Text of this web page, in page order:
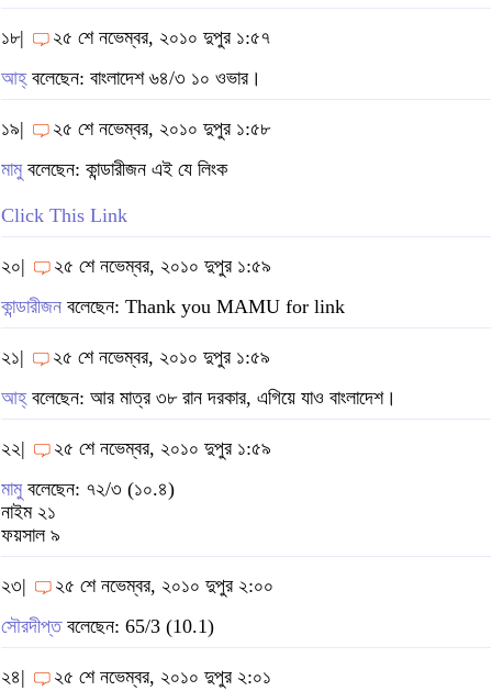
১৮|
২৫ শে নভেম্বর, ২০১০ দুপুর ১:৫৭
আহ্বলেছেন: বাংলাদেশ ৬৪/৩ ১০ ওভার।
১৯|
২৫ শে নভেম্বর, ২০১০ দুপুর ১:৫৮
মামুবলেছেন: কান্ডারীজন এই যে লিংক
Click This Link
২০|
২৫ শে নভেম্বর, ২০১০ দুপুর ১:৫৯
কান্ডারীজন বলেছেন: Thank you MAMU for link
২১|
২৫ শে নভেম্বর, ২০১০ দুপুর ১:৫৯
আহ্বলেছেন: আর মাত্র ৩৮ রান দরকার, এগিয়ে যাও বাংলাদেশ।
২২|
২৫ শে নভেম্বর, ২০১০ দুপুর ১:৫৯
মামুবলেছেন: ৭২/৩ (১০.৪)
নাইম ২১
ফয়সাল ৯
২৩|
২৫ শে নভেম্বর, ২০১০ দুপুর ২:০০
সৌরদীপ্তবলেছেন: 65/3 (10.1)
২৪|
২৫ শে নভেম্বর, ২০১০ দুপুর ২:০১